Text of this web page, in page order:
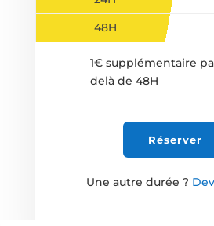
48H
1€ supplémentaire
delà de 48H
Réserver
Une autre durée ?